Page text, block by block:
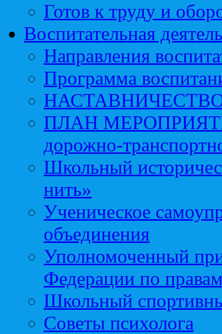
Готов к труду и
Воспитательная
Направления
Программа
ПЛАН МЕРОПРИЯТИЙ
дорожно-
Школьный
нить»
Ученическое
объединения
Уполномоченный
Федерации по
Школьный
Советы психолога